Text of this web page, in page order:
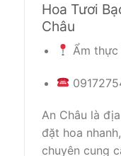
Hoa Tươi
Châu
Ẩm thực
An Châu là
đặt hoa
chuyên cung